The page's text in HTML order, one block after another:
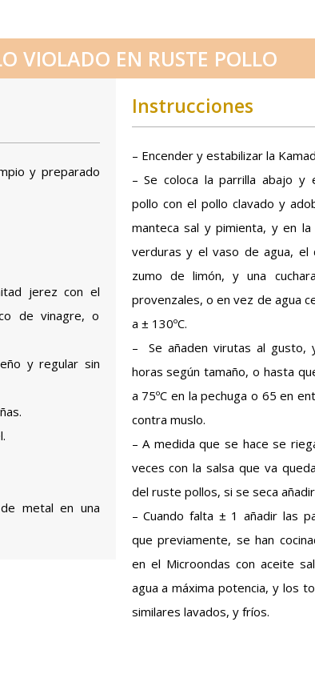
VIOLADO EN RUSTE POLLO
y preparado
jerez con el
de vinagre, o
y regular sin
metal en una
Instrucciones
– Encender y estabilizar la
– Se coloca la parrilla abajo y
pollo con el pollo clavado y
manteca sal y pimienta, y en
verduras y el vaso de agua, el
zumo de limón, y una
provenzales, o en vez de agua
a ± 130ºC.
– Se añaden virutas al gusto,
horas según tamaño, o hasta
a 75ºC en la pechuga o 65 en
contra muslo.
– A medida que se hace se
veces con la salsa que va
del ruste pollos, si se seca
– Cuando falta ± 1 añadir las
que previamente, se han
en el Microondas con aceite
agua a máxima potencia, y los
similares lavados, y fríos.